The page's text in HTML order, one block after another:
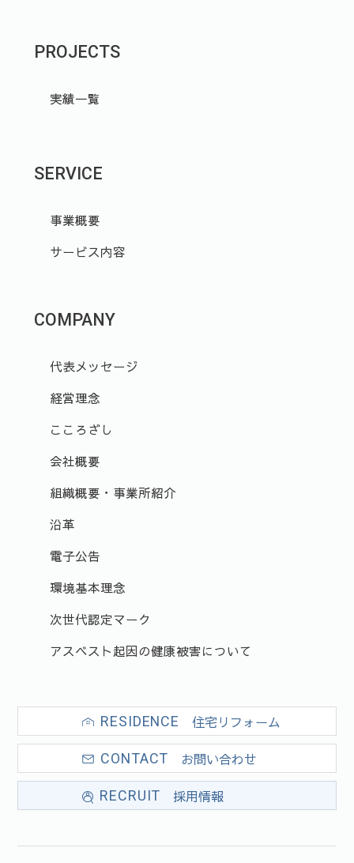
PROJECTS
実績一覧
SERVICE
事業概要
サービス内容
COMPANY
代表メッセージ
経営理念
こころざし
会社概要
組織概要・事業所紹介
沿革
電子公告
環境基本理念
次世代認定マーク
アスベスト起因の健康被害について
RESIDENCE 住宅リフォーム
CONTACT お問い合わせ
RECRUIT 採用情報